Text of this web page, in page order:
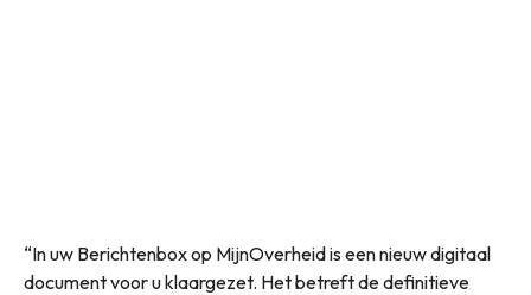
“In uw Berichtenbox op MijnOverheid is een nieuw digitaal
document voor u klaargezet. Het betreft de definitieve